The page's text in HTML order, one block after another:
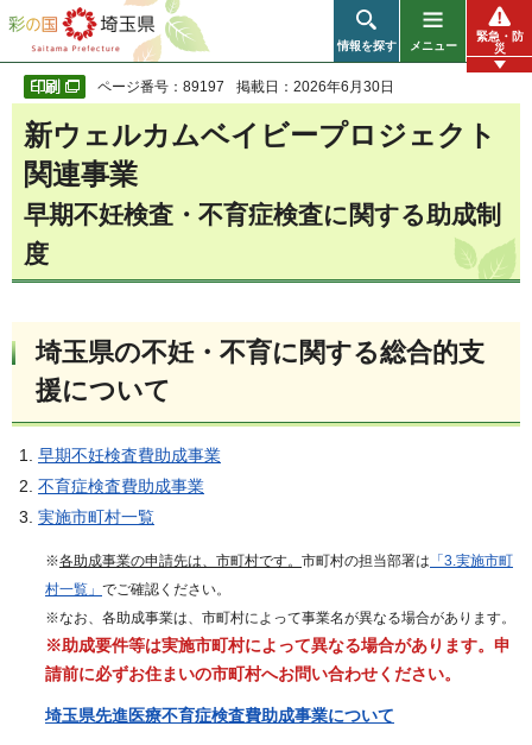
彩の国 埼玉県
情報を探す メニュー
緊急・防
災
ページ番号：89197 掲載日：2026年6月30日
新ウェルカムベイビープロジェクト
関連事業
早期不妊検査・不育症検査に関する助成制
度
埼玉県の不妊・不育に関する総合的支
援について
早期不妊検査費助成事業
不育症検査費助成事業
実施市町村一覧
※各助成事業の申請先は、市町村です。 市町村の担当部署は 「3.実施市町
村一覧」 でご確認ください。
※なお、各助成事業は、市町村によって事業名が異なる場合があります。
※助成要件等は実施市町村によって異なる場合があります。申
請前に必ずお住まいの市町村へお問い合わせください。
埼玉県先進医療不育症検査費助成事業について